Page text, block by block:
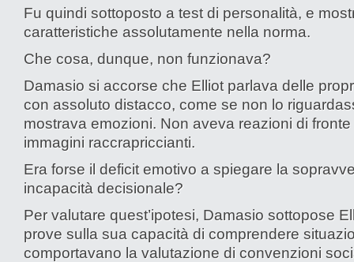
Fu quindi sottoposto a test di personalità, e
caratteristiche assolutamente nella norma.
Che cosa, dunque, non funzionava?
Damasio si accorse che Elliot parlava delle
con assoluto distacco, come se non lo
mostrava emozioni. Non aveva reazioni di
immagini raccrapriccianti.
Era forse il deficit emotivo a spiegare la
incapacità decisionale?
Per valutare quest’ipotesi, Damasio sottopose
prove sulla sua capacità di comprendere
comportavano la valutazione di convenzioni